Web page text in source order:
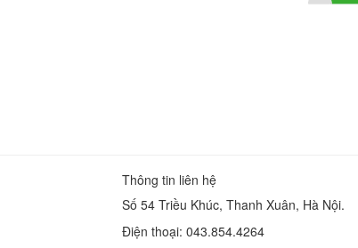
Thông tin liên hệ
Số 54 Triều Khúc, Thanh Xuân, Hà Nội.
Điện thoại: 043.854.4264